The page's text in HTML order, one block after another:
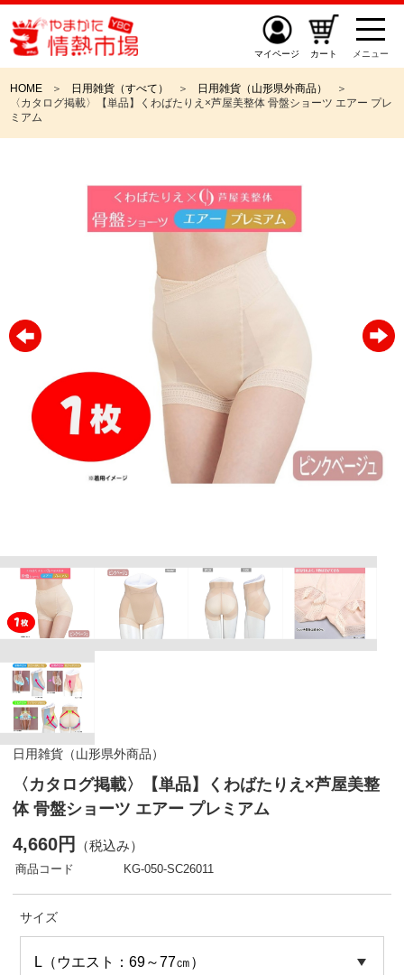
マイページ カート メニュー
HOME 日用雑貨（すべて）
日用雑貨（山形県外商品）
〈カタログ掲載〉【単品】くわばたりえ×芦屋美整体 骨盤ショーツ エアー プレ
ミアム
日用雑貨（山形県外商品）
〈カタログ掲載〉【単品】くわばたりえ×芦屋美整
体 骨盤ショーツ エアー プレミアム
4,660円 （税込み）
商品コード KG-050-SC26011
サイズ